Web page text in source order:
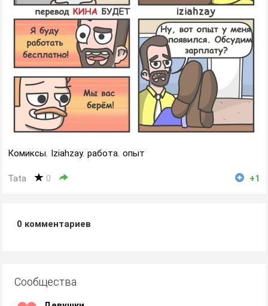
Комиксы, Iziahzay, работа, опыт
Tata 0 +1
0 комментариев
Сообщества